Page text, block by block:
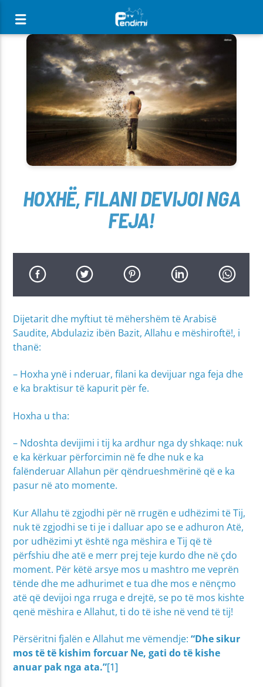
[There are no radio stations in the database]
HOXHË, FILANI DEVIJOI NGA
FEJA!
Dijetarit dhe myftiut të mëhershëm të Arabisë
Saudite, Abdulaziz ibën Bazit, Allahu e mëshiroftë!, i
thanë:
– Hoxha ynë i nderuar, filani ka devijuar nga feja dhe
e ka braktisur të kapurit për fe.
Hoxha u tha:
– Ndoshta devijimi i tij ka ardhur nga dy shkaqe: nuk
e ka kërkuar përforcimin në fe dhe nuk e ka
falënderuar Allahun për qëndrueshmërinë që e ka
pasur në ato momente.
Kur Allahu të zgjodhi për në rrugën e udhëzimi të Tij,
nuk të zgjodhi se ti je i dalluar apo se e adhuron Atë,
por udhëzimi yt është nga mëshira e Tij që të
përfshiu dhe atë e merr prej teje kurdo dhe në çdo
moment. Për këtë arsye mos u mashtro me veprën
tënde dhe me adhurimet e tua dhe mos e nënçmo
atë që devijoi nga rruga e drejtë, se po të mos kishte
qenë mëshira e Allahut, ti do të ishe në vend të tij!
Përsëritni fjalën e Allahut me vëmendje:“Dhe sikur
mos të të kishim forcuar Ne, gati do të kishe
anuar pak nga ata.”[1]